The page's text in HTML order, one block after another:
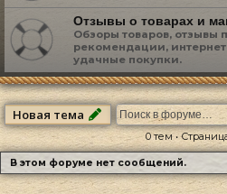
Отзывы о товарах и
Обзоры товаров, отзывы
рекомендации,
удачные покупки.
Новая тема
0 тем •
В этом форуме нет сообщений.